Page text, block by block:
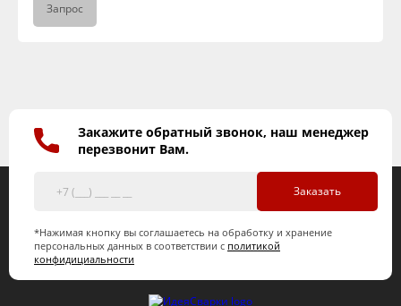
Запрос
Закажите обратный звонок, наш менеджер
перезвонит Вам.
Заказать
*Нажимая кнопку вы соглашаетесь на обработку и хранение
персональных данных в соответствии с политикой
конфидициальности